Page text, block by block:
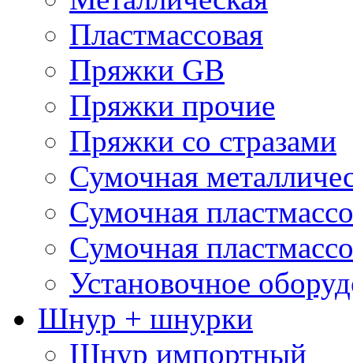
Пластмассовая
Пряжки GB
Пряжки прочие
Пряжки со стразами
Сумочная
Сумочная
Сумочная
Установочное
Шнур + шнурки
Шнур импортный